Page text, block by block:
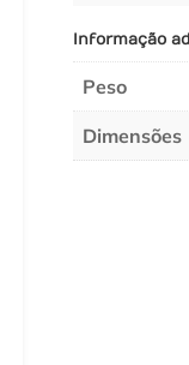
Informação
Peso
Dimensões